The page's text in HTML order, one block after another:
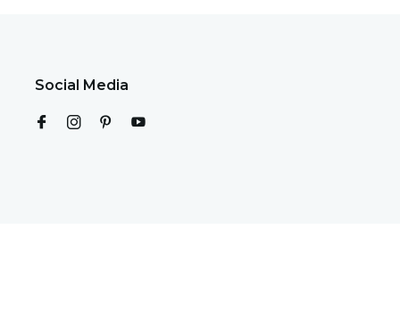
Social Media